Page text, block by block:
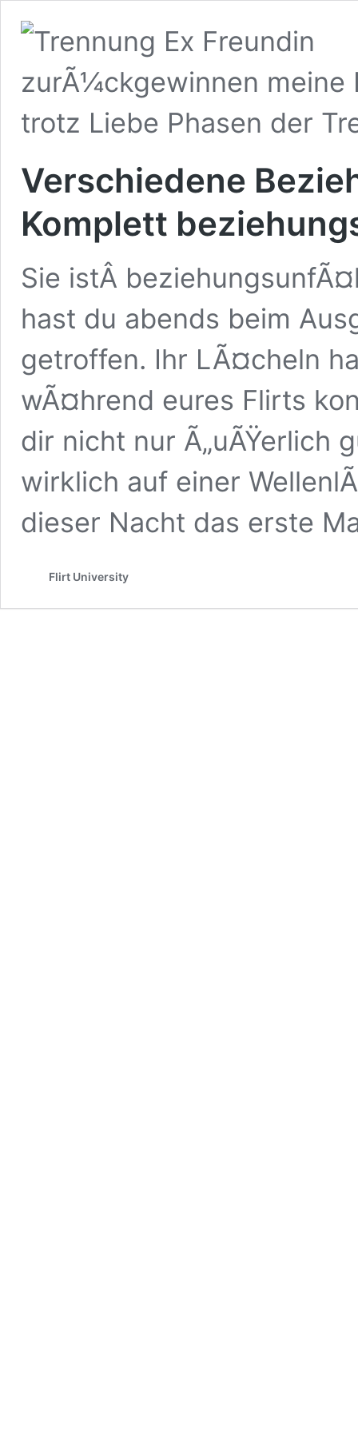
Verschiedene
Komplett
Sie istÂ
hast du abends beim
getroffen. Ihr LÃ¤cheln
wÃ¤hrend eures Flirts
dir nicht nur Ã„uÃŸerlich
wirklich auf einer
dieser Nacht das erste
Flirt University